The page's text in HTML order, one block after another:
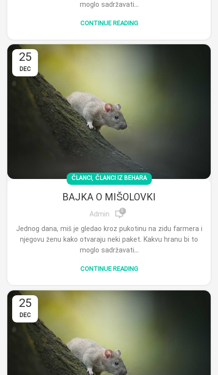
moglo sadržavati...
CONTINUE READING
25
DEC
ČLANCI, ČLANCI IZ BEHARA
BAJKA O MIŠOLOVKI
Admin 0
Jednog dana, miš je gledao kroz pukotinu na zidu farmera i
njegovu ženu kako otvaraju neki paket. Kakvu hranu bi to
moglo sadržavati...
CONTINUE READING
25
DEC